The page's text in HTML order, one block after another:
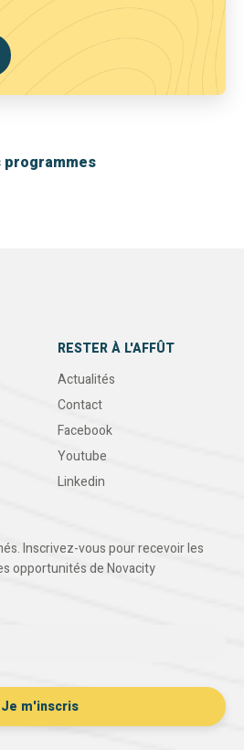
programmes
RESTER À L'AFFÛT
Actualités
Contact
Facebook
Youtube
Linkedin
Inscrivez-vous pour recevoir les
opportunités de Novacity